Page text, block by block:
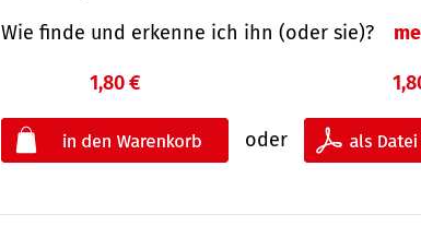
Wie finde und erkenne ich ihn (oder sie)?
1,80 €
oder